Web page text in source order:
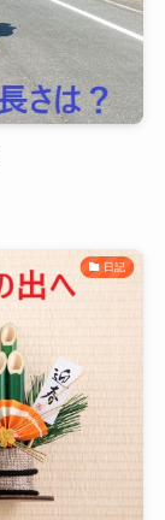
日記